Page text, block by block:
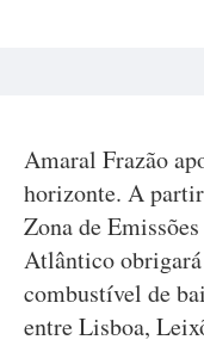
Amaral Frazão
horizonte. A
Zona de
Atlântico
combustível de
entre Lisboa,